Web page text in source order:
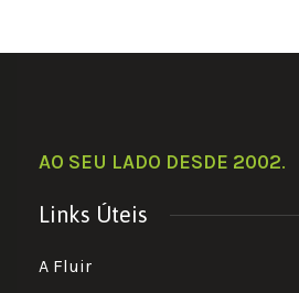
AO SEU LADO DESDE 2002.
Links Úteis
A Fluir